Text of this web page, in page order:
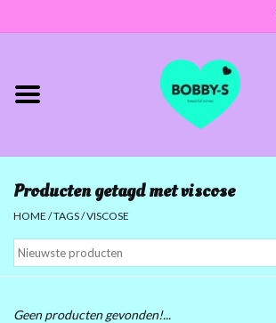
Home
Tunieken/Tops
Truien-Vesten
Producten getagd met viscose
HOME /TAGS/VISCOSE
Geen producten gevonden!...